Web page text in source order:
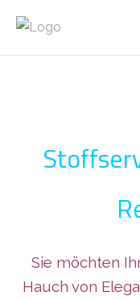
Sie möchten
Hauch von